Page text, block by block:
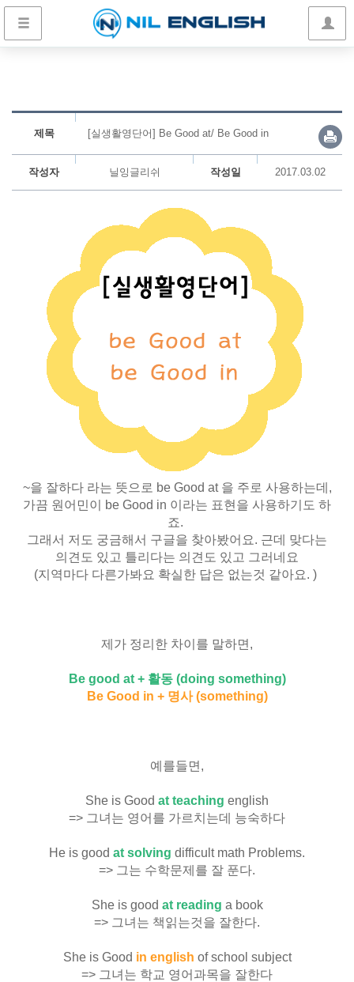
제목 [실생활영단어] Be Good at/ Be Good in
작성자 닐잉글리쉬 작성일 2017.03.02
~을 잘하다 라는 뜻으로 be Good at 을 주로 사용하는데,
가끔 원어민이 be Good in 이라는 표현을 사용하기도 하
죠.
그래서 저도 궁금해서 구글을 찾아봤어요. 근데 맞다는
의견도 있고 틀리다는 의견도 있고 그러네요
(지역마다 다른가봐요 확실한 답은 없는것 같아요. )
제가 정리한 차이를 말하면,
Be good at + 활동 (doing something)
Be Good in + 명사 (something)
예를들면,
She is Good at teaching english
=> 그녀는 영어를 가르치는데 능숙하다
He is good at solving difficult math Problems.
=> 그는 수학문제를 잘 푼다.
She is good at reading a book
=> 그녀는 책읽는것을 잘한다.
She is Good in english of school subject
=> 그녀는 학교 영어과목을 잘한다